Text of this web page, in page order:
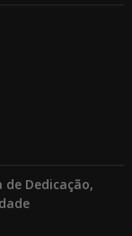
Dedicação,